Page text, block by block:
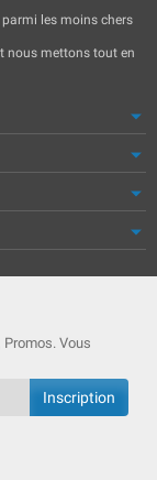
les moins chers
nous mettons tout en
Vous